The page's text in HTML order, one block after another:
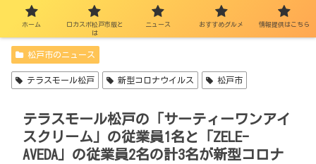
松戸市のニュース
テラスモール松戸 新型コロナウイルス 松戸市
テラスモール松戸の「サーティーワンアイ
スクリーム」の従業員1名と「ZELE-
AVEDA」の従業員2名の計3名が新型コロナ
ホーム
ロカスポ松戸市版と
は
ニュース おすすめグルメ 情報提供はこちら